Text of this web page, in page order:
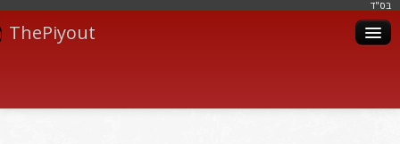
בּס"ד
ThePiyout